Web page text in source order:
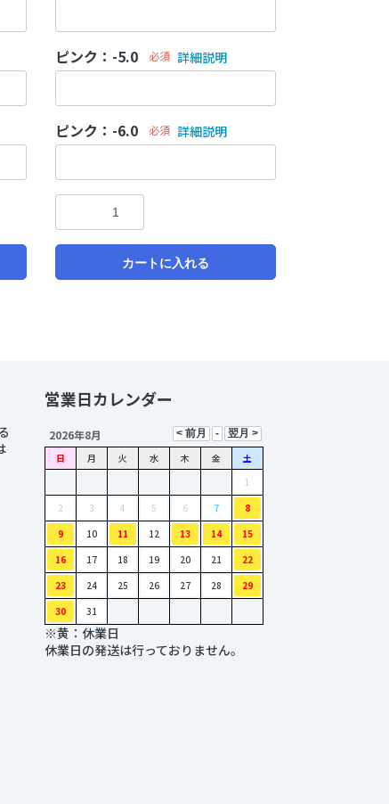
ピンク：-5.0 必須 詳細説明
ピンク：-6.0 必須 詳細説明
カートに入れる
営業日カレンダー
2026年8月
日 月 火 水 木 金
土
1
2
3 4 5 6 7
8
9
10 11 12 13 14
15
16
17 18 19 20 21
22
23
24 25 26 27 28
29
30
31
※黄：休業日
休業日の発送は行っておりません。